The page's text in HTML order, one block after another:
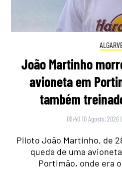
João Martinho
avioneta em
também
09:40 10 Agosto, 2026 |
Piloto João Martinho, de
queda de uma
Portimão, onde era